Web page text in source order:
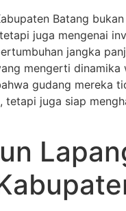
Batang
juga mengenai
jangka
mengerti dinamika
gudang mereka
tetapi juga siap